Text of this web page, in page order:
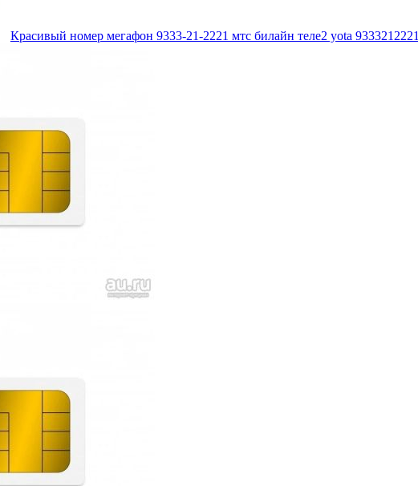
Красивый номер мегафон 9333-21-2221 мтс билайн теле2 yota 9333212221